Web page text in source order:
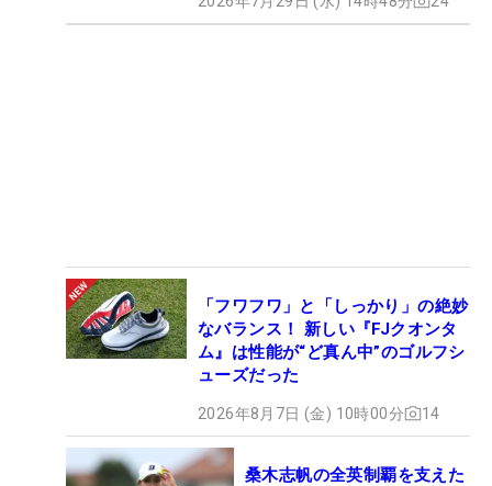
「フワフワ」と「しっかり」の絶妙
なバランス！ 新しい『FJクオンタ
ム』は性能が“ど真ん中”のゴルフシ
ューズだった
2026年8月7日 (金) 10時00分 14
桑木志帆の全英制覇を支えた